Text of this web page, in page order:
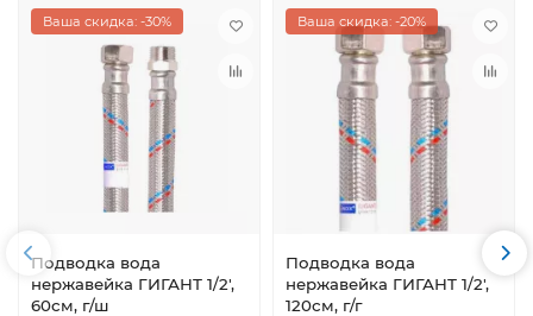
Ваша скидка: -30%
Подводка вода
нержавейка ГИГАНТ 1/2',
60см, г/ш
Ваша скидка: -20%
Подводка вода
нержавейка ГИГАНТ 1/2',
120см, г/г